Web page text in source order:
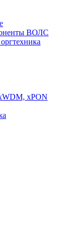
ВОЛС
xPON